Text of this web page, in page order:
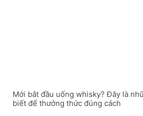
Mới bắt đầu uống whisky? Đây là
biết để thưởng thức đúng cách